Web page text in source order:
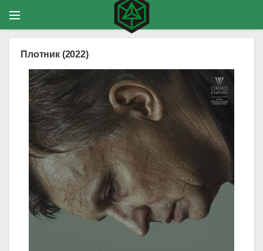
Плотник (2022)